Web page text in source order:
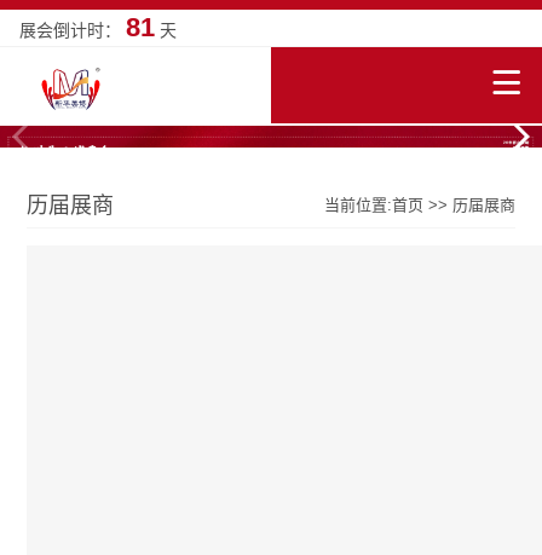
展会倒计时： 81 天
历届展商 当前位置:首页 >> 历届展商